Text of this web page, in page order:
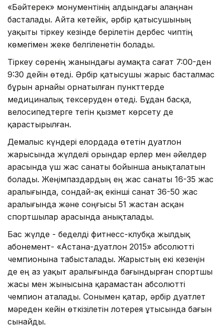
«Бәйтерек» монументінің алдындағы алаңнан
басталады. Айта кетейік, әрбір қатысушының
уақыты тіркеу кезінде берілетін дербес чиптің
көмегімен жеке белгіленетін болады.
Тіркеу сөренің жанындағы аумақта сағат 7:00-ден
9:30 дейін өтеді. Әрбір қатысушы жарыс басталмас
бұрын арнайы орнатылған пункттерде
медициналық тексеруден өтеді. Бұдан басқа,
велосипедтерге тегін қызмет көрсету де
қарастырылған.
Демалыс күндері елордада өтетін дуатлон
жарысында жүлделі орындар ерлер мен әйелдер
арасында үш жас санаты бойынша анықталатын
болады. Жеңімпаздардың ең жас санаты 16-35 жас
аралығында, сондай-ақ екінші санат 36-50 жас
аралығында және соңғысы 51 жастан асқан
спортшылар арасында анықталады.
Бас жүлде - беделді фитнесс-клубқа жылдық
абонемент- «Астана-дуатлон 2015» абсолютті
чемпионына табысталады. Жарыстың екі кезеңін
де ең аз уақыт аралығында бағындырған спортшы
жасы мен жынысына қарамастан абсолютті
чемпион аталады. Сонымен қатар, әрбір дуатлет
мәреден кейін өткізілетін лотерея ұтысында бағын
сынайды.